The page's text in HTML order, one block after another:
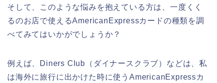
そして、このような悩みを抱えている方は、一度くく
るのお店で使えるAmericanExpressカードの種類を調
べてみてはいかがでしょうか？
例えば、Diners Club（ダイナースクラブ）などは、私
は海外に旅行に出かけた時に使うAmericanExpressカ